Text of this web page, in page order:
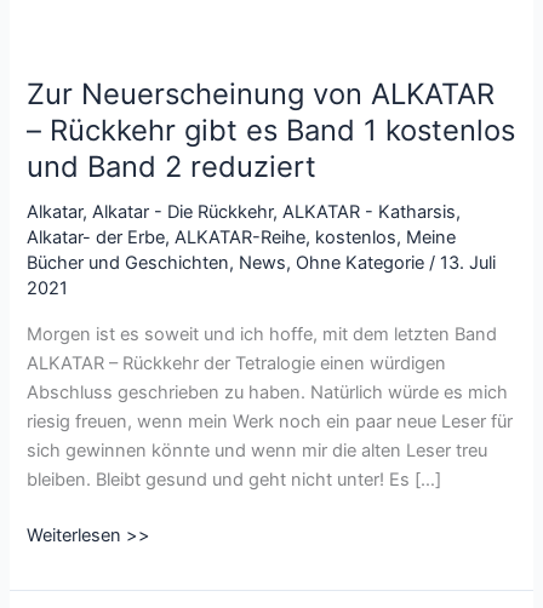
Zur Neuerscheinung von ALKATAR
– Rückkehr gibt es Band 1 kostenlos
und Band 2 reduziert
Alkatar,Alkatar - Die Rückkehr,ALKATAR - Katharsis,
Alkatar- der Erbe,ALKATAR-Reihe, kostenlos, Meine
Bücher und Geschichten, News, Ohne Kategorie /13. Juli
2021
Morgen ist es soweit und ich hoffe, mit dem letzten Band
ALKATAR – Rückkehr der Tetralogie einen würdigen
Abschluss geschrieben zu haben. Natürlich würde es mich
riesig freuen, wenn mein Werk noch ein paar neue Leser für
sich gewinnen könnte und wenn mir die alten Leser treu
bleiben. Bleibt gesund und geht nicht unter! Es […]
Zur
von
Weiterlesen >>